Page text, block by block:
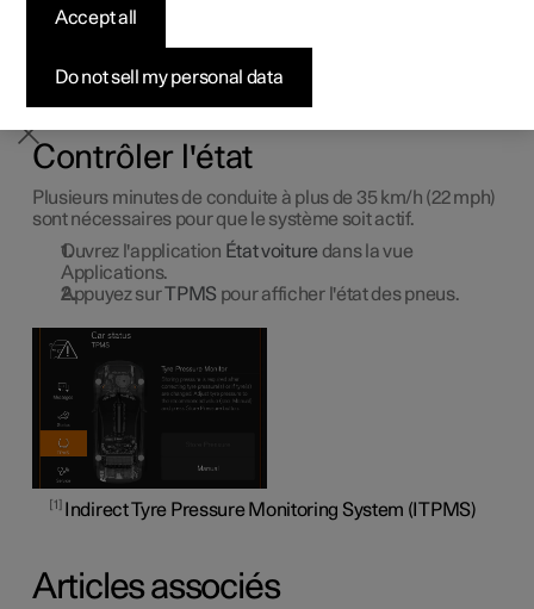
Configurer
Configurer
Configurer
Configurer
Programme Pre-owned
Financement
S'abonner à la newsletter
central
Avec le système de surveillance du gonflage des pneus
Contrôler l'état
Plusieurs minutes de conduite à plus de 35 km/h (22 mph)
sont nécessaires pour que le système soit actif.
Ouvrez l'application État voiture dans la vue
Applications.
Appuyez surTPMS pour afficher l'état des pneus.
1 Indirect Tyre Pressure Monitoring System (ITPMS)
Articles associés
Do not sell my personal data
Accept all